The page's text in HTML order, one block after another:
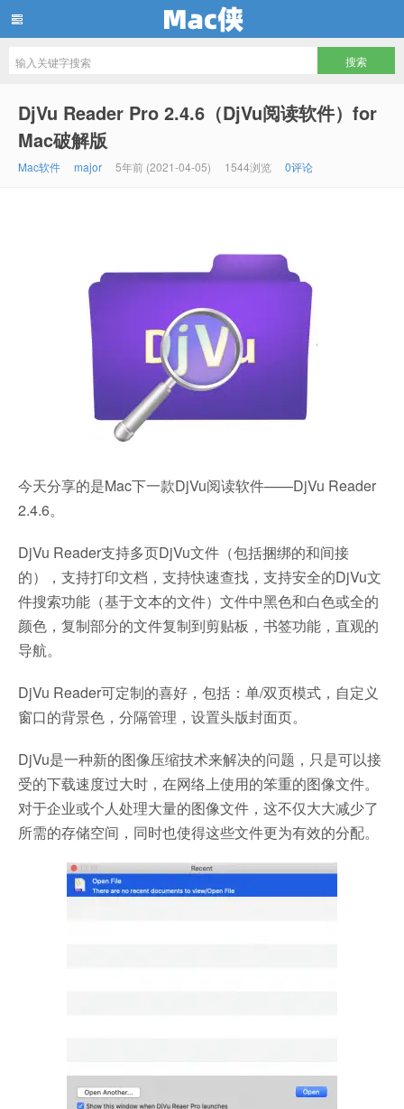
DjVu Reader Pro 2.4.6（DjVu阅读软件）for
Mac破解版
Mac软件 major 5年前 (2021-04-05) 1544浏览 0评论
今天分享的是Mac下一款DjVu阅读软件——DjVu Reader
2.4.6。
DjVu Reader支持多页DjVu文件（包括捆绑的和间接
的），支持打印文档，支持快速查找，支持安全的DjVu文
件搜索功能（基于文本的文件）文件中黑色和白色或全的
颜色，复制部分的文件复制到剪贴板，书签功能，直观的
导航。
DjVu Reader可定制的喜好，包括：单/双页模式，自定义
窗口的背景色，分隔管理，设置头版封面页。
DjVu是一种新的图像压缩技术来解决的问题，只是可以接
受的下载速度过大时，在网络上使用的笨重的图像文件。
对于企业或个人处理大量的图像文件，这不仅大大减少了
所需的存储空间，同时也使得这些文件更为有效的分配。